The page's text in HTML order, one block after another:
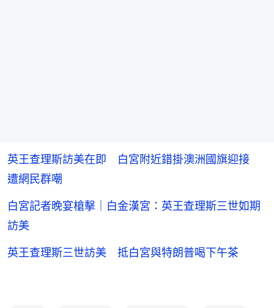
英王查理斯訪美在即 白宮附近錯掛澳洲國旗迎接
遭網民群嘲
白宮記者晚宴槍擊｜白金漢宮：英王查理斯三世如期
訪美
英王查理斯三世訪美 抵白宮與特朗普喝下午茶